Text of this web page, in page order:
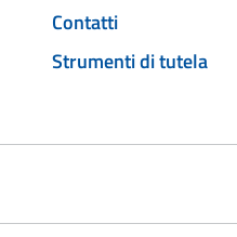
Contatti
Strumenti di tutela